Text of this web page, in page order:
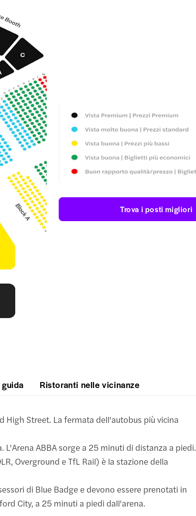
Trova i posti migliori
Ristoranti nelle vicinanze
High Street. La fermata dell'autobus più vicina
ABBA sorge a 25 minuti di distanza a piedi.
Overground e TfL Rail) è la stazione della
di Blue Badge e devono essere prenotati in
City, a 25 minuti a piedi dall'arena.